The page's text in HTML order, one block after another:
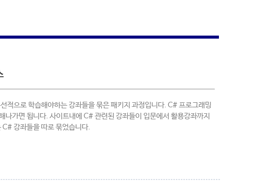
적으로 학습해야하는 강좌들을 묶은 패키지 과정입니다. C# 프로그래밍
가면 됩니다. 사이트내에 C# 관련된 강좌들이 입문에서 활용강좌까지
강좌들을 따로 묶었습니다.